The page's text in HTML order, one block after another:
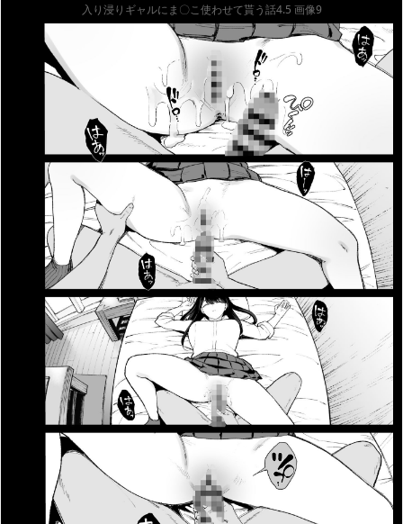
入り浸りギャルにま〇こ使わせて貰う話4.5 画像9